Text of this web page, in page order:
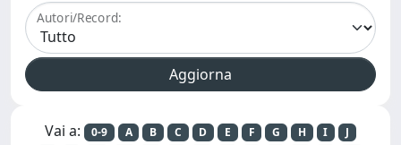
Autori/Record:
Vai a: 0-9 A B C D E F G H I
J